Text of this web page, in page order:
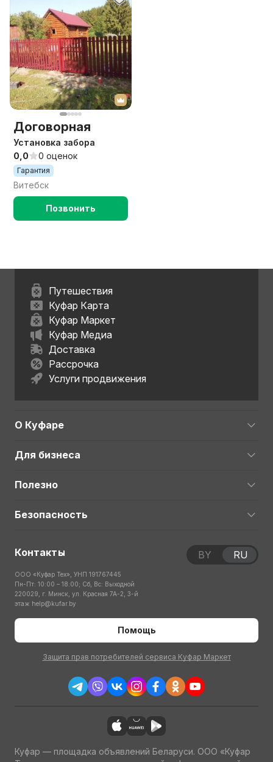
Договорная
Установка забора
0,0
0 оценок
Гарантия
Витебск
Позвонить
Путешествия
Куфар Карта
Куфар Маркет
Куфар Медиа
Доставка
Рассрочка
Услуги продвижения
О Куфаре
Для бизнеса
Полезно
Безопасность
Контакты
ООО «Куфар Тех», УНП 191767445
Пн-Пт: 10:00 – 18:00; Сб, Вс: Выходной
220029, г. Минск, ул. Красная 7А-2, 3-й
этаж help@kufar.by
Помощь
Защита прав потребителей сервиса Куфар Маркет
BY RU
Куфар — площадка объявлений Беларуси. ООО «Куфар